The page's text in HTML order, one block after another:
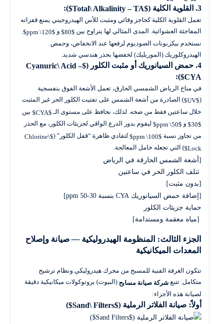
3. القلوية الكلية ( $Total\ Alkalinity – TA$
):
تعمل القلوية الكلية كحاجز وقائي ومثبت للأس الهيدروجيني يمنع قفزاته
المفاجئة العشوائية. المدى المثالي لها يتراوح بين $80$ و $120\ ppm$
.
نستخدم بيكربونات الصوديوم لرفعها عند الانخفاض، وحمض
الهيدروكلوريك (الموريليك) لخفضها بحذر هندسي شديد.
4. حمض السيانوريك أو مثبت الكلور (
$Cyanuric\ Acid –
CYA$
):
في مناخ الرياض الشمسي الحارق، تعمل الأشعة الفوق بنفسجية
(
$UV$
) الصادرة من أشعة الشمس على تفتيت الكلور الحر غير المثبت
خلال ساعتين فقط من ضخه. لذلك، نحافظ على مستوى الـ $CYA$
بين
$30$
و $50\ ppm$
ليقوم بدور الدرع الواقي لجزيئات الكلور، مع الحذر
من تجاوز نسبة $100\ ppm$ لتفادي ظاهرة “قفل الكلور” ( $Chlorine\
Lock$ ) التي تجعله خامل المعالجة.
[مياه معقمة ومستدامة]
الجزء الثالث: المنظومة الهيدروليكية — صيانة وإصلاح
المعدات الميكانيكية
تتكون الغرفة الفنية للمسبح من محرك هيدروليكي ونظام ترشيح
متكامل. تتبع شركة صيانة مسابح (البيوت) بروتوكولات ميكانيكية دقيقة
لصيانة هذه الأجزاء:
أولاً: صيانة الفلاتر الرملية ($Sand\ Filters$
)